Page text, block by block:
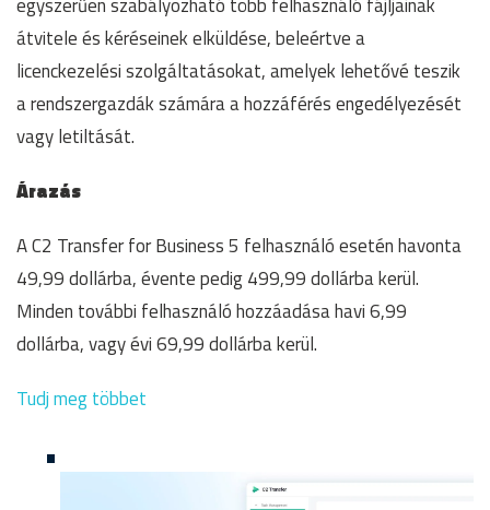
átvitele és kéréseinek elküldése, beleértve a
licenckezelési szolgáltatásokat, amelyek lehetővé teszik
a rendszergazdák számára a hozzáférés engedélyezését
vagy letiltását.
Árazás
A C2 Transfer for Business 5 felhasználó esetén havonta
49,99 dollárba, évente pedig 499,99 dollárba kerül.
Minden további felhasználó hozzáadása havi 6,99
dollárba, vagy évi 69,99 dollárba kerül.
Tudj meg többet